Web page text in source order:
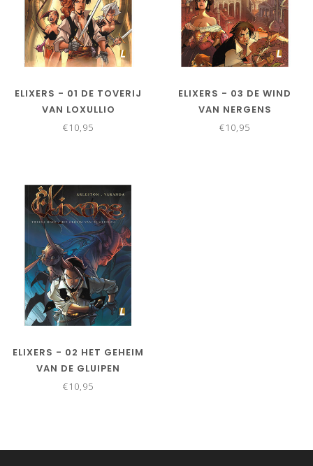
ELIXERS - 01 DE TOVERIJ
VAN LOXULLIO
€10,95
ELIXERS - 03 DE WIND
VAN NERGENS
€10,95
ELIXERS - 02 HET GEHEIM
VAN DE GLUIPEN
€10,95